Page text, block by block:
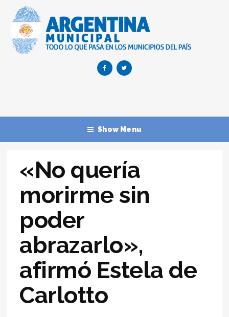
Show Menu
«No quería
morirme sin
poder
abrazarlo»,
afirmó Estela de
Carlotto